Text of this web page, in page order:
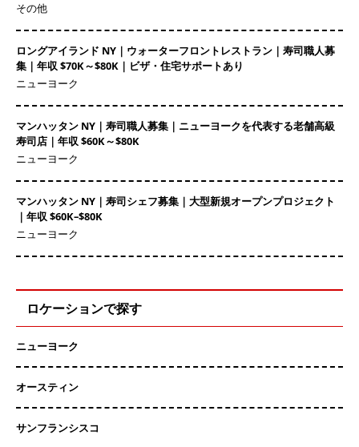
その他
ロングアイランド NY｜ウォーターフロントレストラン｜寿司職人募
集｜年収 $70K～$80K｜ビザ・住宅サポートあり
ニューヨーク
マンハッタン NY｜寿司職人募集｜ニューヨークを代表する老舗高級
寿司店｜年収 $60K～$80K
ニューヨーク
マンハッタン NY｜寿司シェフ募集｜大型新規オープンプロジェクト
｜年収 $60K–$80K
ニューヨーク
ロケーションで探す
ニューヨーク
オースティン
サンフランシスコ